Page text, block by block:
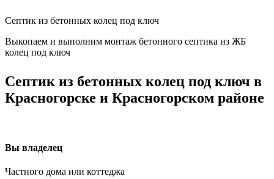
Септик из бетонных колец под ключ
Выкопаем и выполним монтаж бетонного септика из ЖБ
колец под ключ
Септик из бетонных колец под ключ в
Красногорске и Красногорском районе
Вы владелец
Частного дома или коттеджа